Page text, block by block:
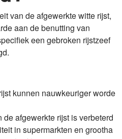
van de afgewerkte witte rijst,
aan de benutting van
een gebroken rijstzeef
kunnen nauwkeuriger worde
afgewerkte rijst is verbeterd
in supermarkten en grootha